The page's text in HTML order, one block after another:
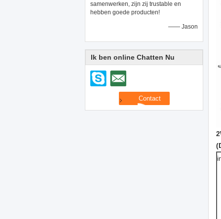
samenwerken, zijn zij trustable en
hebben goede producten!
—— Jason
Ik ben online Chatten Nu